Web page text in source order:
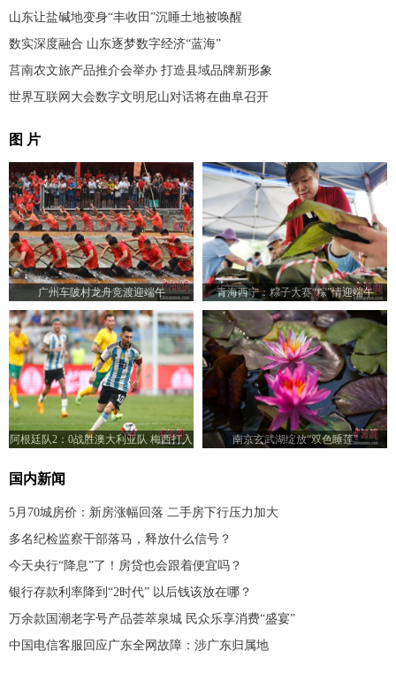
山东让盐碱地变身“丰收田”沉睡土地被唤醒
数实深度融合 山东逐梦数字经济“蓝海”
莒南农文旅产品推介会举办 打造县域品牌新形象
世界互联网大会数字文明尼山对话将在曲阜召开
图 片
广州车陂村龙舟竞渡迎端午 青海西宁：粽子大赛“粽”情迎端午
阿根廷队2：0战胜澳大利亚队 梅西打入
南京玄武湖绽放“双色睡莲”
国内新闻
5月70城房价：新房涨幅回落 二手房下行压力加大
多名纪检监察干部落马，释放什么信号？
今天央行“降息”了！房贷也会跟着便宜吗？
银行存款利率降到“2时代” 以后钱该放在哪？
万余款国潮老字号产品荟萃泉城 民众乐享消费“盛宴”
中国电信客服回应广东全网故障：涉广东归属地